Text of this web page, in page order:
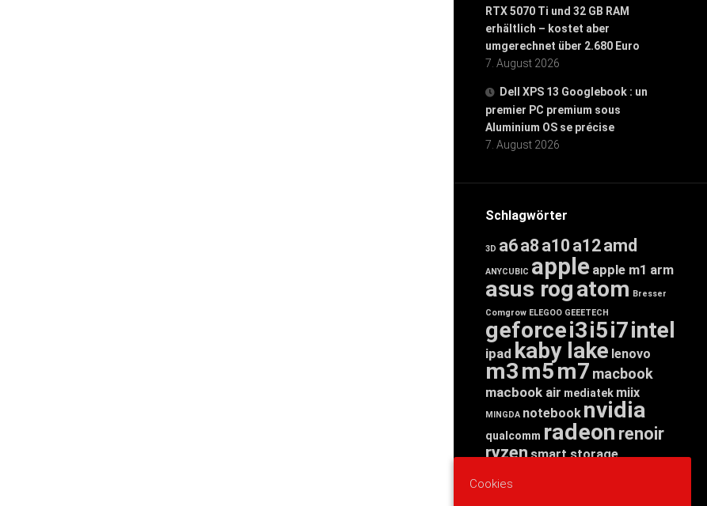
RTX 5070 Ti und 32 GB RAM
erhältlich – kostet aber
umgerechnet über 2.680 Euro
7. August 2026
Dell XPS 13 Googlebook : un
premier PC premium sous
Aluminium OS se précise
7. August 2026
Schlagwörter
3D a6a8 a10 a12amd
ANYCUBIC apple apple m1 arm
asus rogatom Bresser
Comgrow ELEGOO GEEETECH
geforcei3i5i7intel
ipad kaby lake lenovo
m3m5m7 macbook
macbook air mediatek miix
MINGDA notebook nvidia
qualcomm radeon renoir
ryzensmart storage
threadripper
Cookies